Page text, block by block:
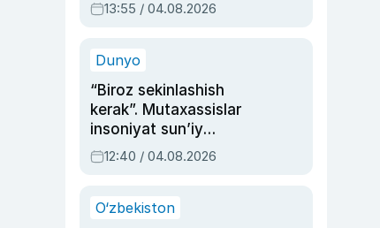
Ahmedovaning
13:55 / 04.08.2026
Dunyo
“Biroz sekinlashish
kerak”. Mutaxassislar
insoniyat sun’iy
intellektni boshqara
olmay qolishidan xavotir
12:40 / 04.08.2026
O‘zbekiston